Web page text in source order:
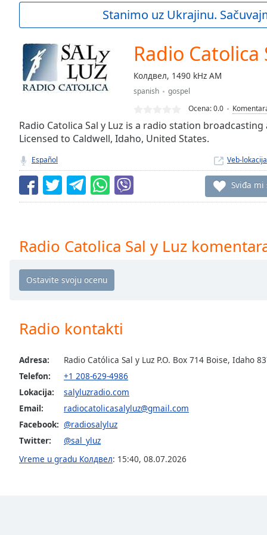
Current
Duration-:-
Loaded:
0.00%
Stream
Seek to
currently
LIVE
Remaining
Rate
Chapters
Chapters
selected
Subtitles
subtitles
settings
opens
settings
Stanimo uz Ukrajinu.
Radio Catolica
Колдвел, 1490 kHz AM
spanish
gospel
Ocena:0.0
Radio Catolica Sal y Luz is a radio station
Licensed to Caldwell, Idaho, United States.
Español Veb-lokacija
Sviđa mi
Radio Catolica Sal y Luz
Radio kontakti
Adresa:
Radio Católica Sal y Luz P.O. Box 714 Boise, Idaho
Telefon:
+1 208-629-4986
Lokacija:
salyluzradio.com
Email:
radiocatolicasalyluz@gmail.com
Facebook: @radiosalyluz
Twitter:
@sal_yluz
Vreme u gradu Колдвел: 15:40, 08.07.2026